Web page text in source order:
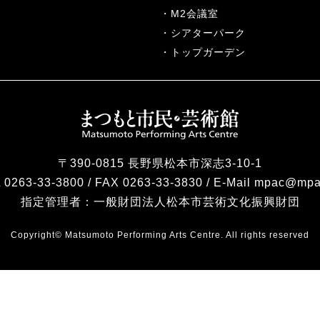
M2会議室
シアターパーク
トップガーデン
〒390-0815 長野県松本市深志3-10-1
0263-33-3800 / FAX 0263-33-3830 / E-Mail
指定管理者： 一般財団法人松本市芸術文化振興財団
Copyright© Matsumoto Performing Arts Centre. All rights reserved